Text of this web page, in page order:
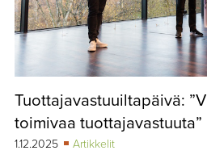
Tuottajavastuuiltapäivä:
toimivaa tuottajavastuuta”
1.12.2025
Artikkelit